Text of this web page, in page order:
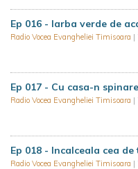
Ep 016 - Iarba verde de
Radio Vocea Evangheliei Timisoara |
Ep 017 - Cu casa-n spinare
Radio Vocea Evangheliei Timisoara |
Ep 018 - Incalceala cea
Radio Vocea Evangheliei Timisoara |